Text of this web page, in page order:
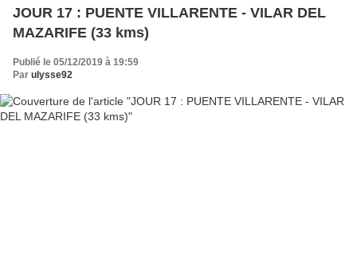
JOUR 17 : PUENTE VILLARENTE - VILAR DEL
MAZARIFE (33 kms)
Publié le 05/12/2019 à 19:59
Par ulysse92